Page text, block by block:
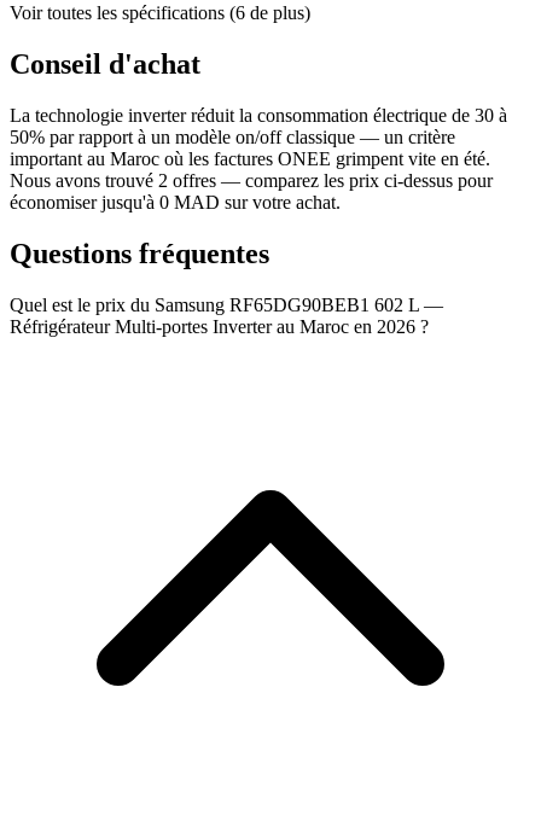
Voir toutes les spécifications (6 de plus)
Conseil d'achat
La technologie inverter réduit la consommation électrique de 30 à
50% par rapport à un modèle on/off classique — un critère
important au Maroc où les factures ONEE grimpent vite en été.
Nous avons trouvé 2 offres — comparez les prix ci-dessus pour
économiser jusqu'à 0 MAD sur votre achat.
Questions fréquentes
Quel est le prix du Samsung RF65DG90BEB1 602 L —
Réfrigérateur Multi-portes Inverter au Maroc en 2026 ?